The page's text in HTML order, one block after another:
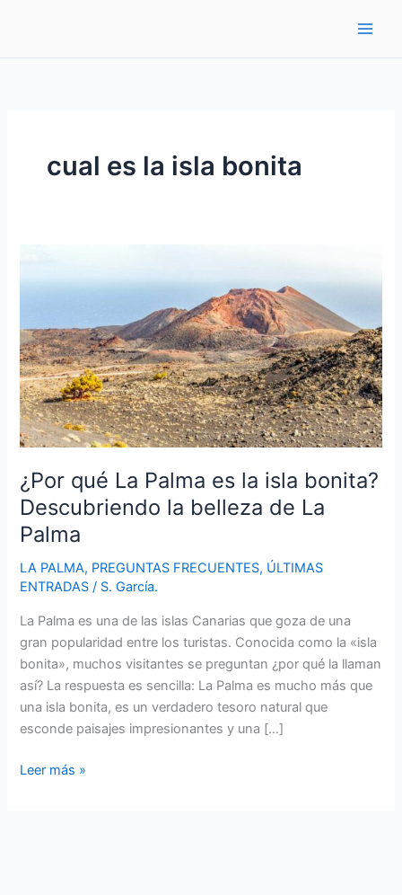
cual es la isla bonita
¿Por qué La Palma es la isla bonita?
Descubriendo la belleza de La
Palma
LA PALMA, PREGUNTAS FRECUENTES, ÚLTIMAS
ENTRADAS / S. García.
La Palma es una de las islas Canarias que goza de una
gran popularidad entre los turistas. Conocida como la «isla
bonita», muchos visitantes se preguntan ¿por qué la llaman
así? La respuesta es sencilla: La Palma es mucho más que
una isla bonita, es un verdadero tesoro natural que
esconde paisajes impresionantes y una […]
¿Por
Leer más »